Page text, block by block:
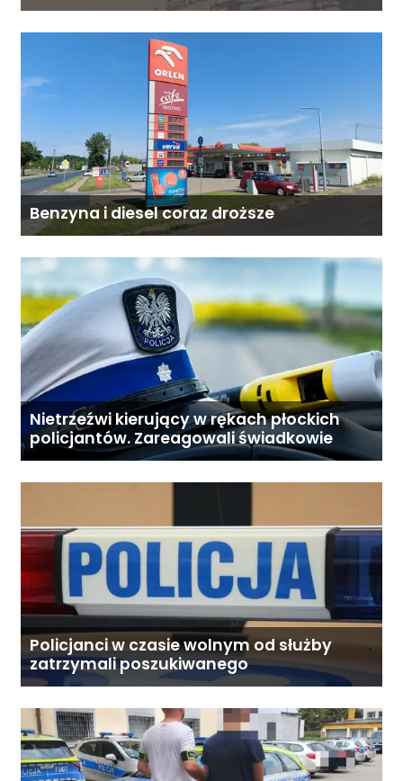
Benzyna i diesel coraz droższe
Nietrzeźwi kierujący w rękach płockich
policjantów. Zareagowali świadkowie
Policjanci w czasie wolnym od służby
zatrzymali poszukiwanego